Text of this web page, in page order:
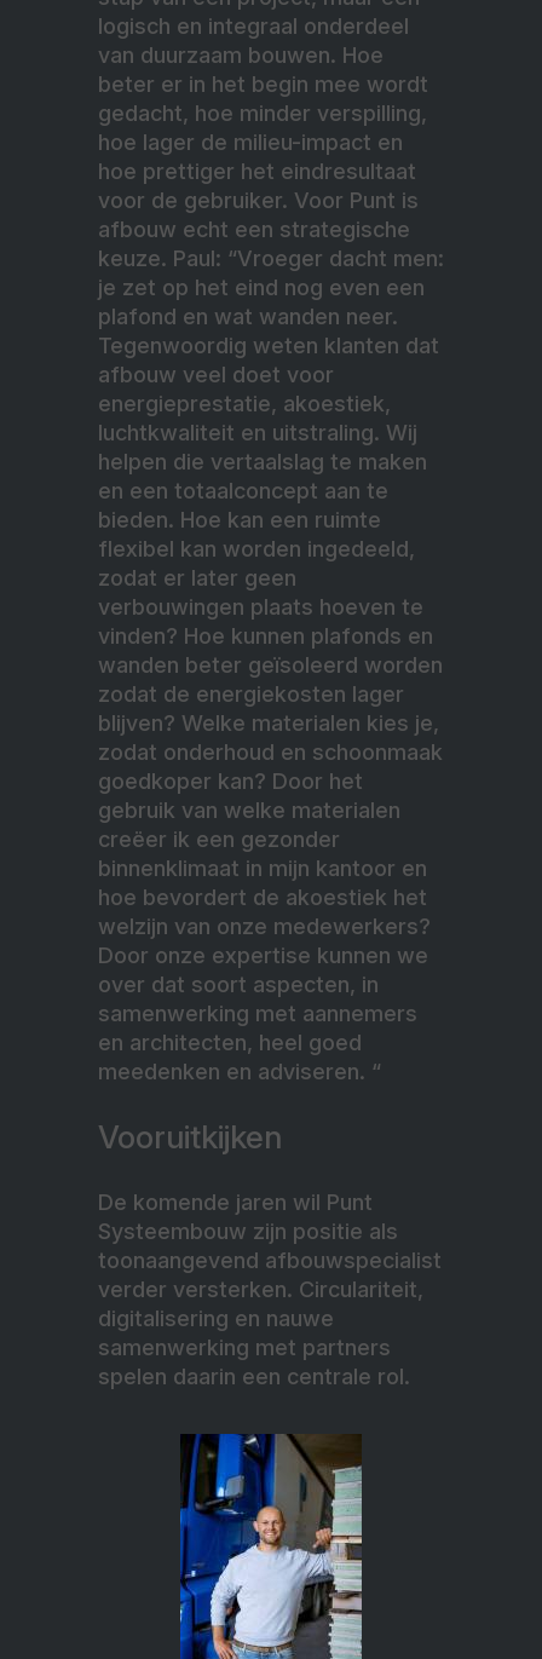
logisch en integraal onderdeel
van duurzaam bouwen. Hoe
beter er in het begin mee wordt
gedacht, hoe minder verspilling,
hoe lager de milieu-impact en
hoe prettiger het eindresultaat
voor de gebruiker. Voor Punt is
afbouw echt een strategische
keuze. Paul: “Vroeger dacht men:
je zet op het eind nog even een
plafond en wat wanden neer.
Tegenwoordig weten klanten dat
afbouw veel doet voor
energieprestatie, akoestiek,
luchtkwaliteit en uitstraling. Wij
helpen die vertaalslag te maken
en een totaalconcept aan te
bieden. Hoe kan een ruimte
flexibel kan worden ingedeeld,
zodat er later geen
verbouwingen plaats hoeven te
vinden? Hoe kunnen plafonds en
wanden beter geïsoleerd worden
zodat de energiekosten lager
blijven? Welke materialen kies je,
zodat onderhoud en schoonmaak
goedkoper kan? Door het
gebruik van welke materialen
creëer ik een gezonder
binnenklimaat in mijn kantoor en
hoe bevordert de akoestiek het
welzijn van onze medewerkers?
Door onze expertise kunnen we
over dat soort aspecten, in
samenwerking met aannemers
en architecten, heel goed
meedenken en adviseren. “
Vooruitkijken
De komende jaren wil Punt
Systeembouw zijn positie als
toonaangevend afbouwspecialist
verder versterken. Circulariteit,
digitalisering en nauwe
samenwerking met partners
spelen daarin een centrale rol.